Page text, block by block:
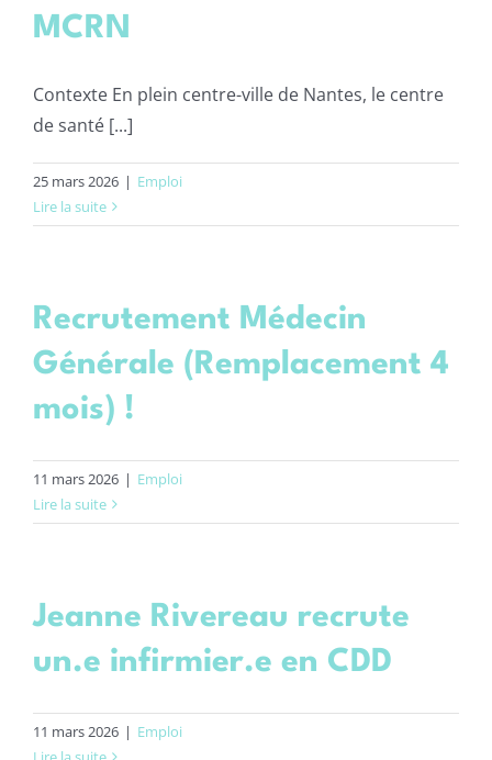
MCRN
Contexte En plein centre-ville de Nantes, le centre
de santé [...]
25 mars 2026 | Emploi
Lire la suite
Recrutement Médecin
Générale (Remplacement 4
mois) !
11 mars 2026 | Emploi
Lire la suite
Jeanne Rivereau recrute
un.e infirmier.e en CDD
11 mars 2026 | Emploi